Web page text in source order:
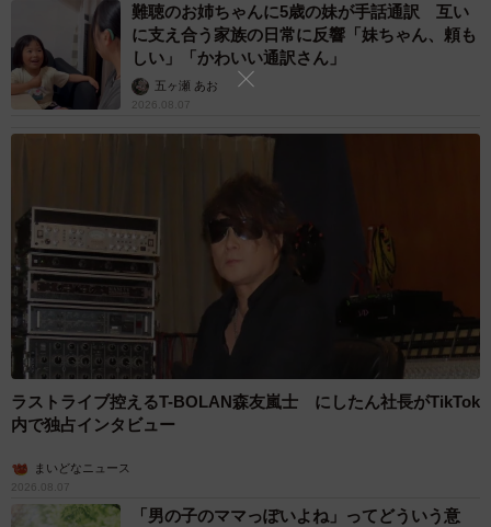
https://www.amazon.co.jp/dp/4569852572/ref=cm_sw_r_tw
_dp_64K31MAY6RG61WC5W3VM
難聴のお姉ちゃんに5歳の妹が手話通訳 互い
に支え合う家族の日常に反響「妹ちゃん、頼も
しい」「かわいい通訳さん」
五ヶ瀬 あお
2026.08.07
ラストライブ控えるT-BOLAN森友嵐士 にしたん社長がTikTok
内で独占インタビュー
まいどなニュース
2026.08.07
「男の子のママっぽいよね」ってどういう意